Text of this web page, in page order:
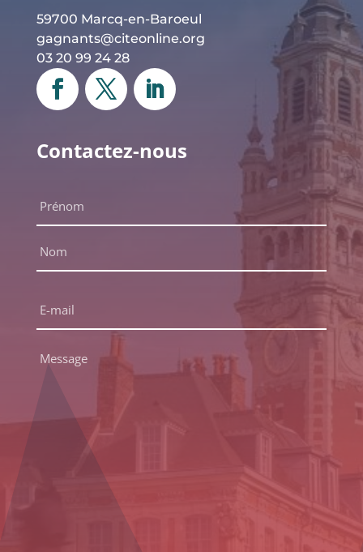
59700 Marcq-en-Baroeul
gagnants@citeonline.org
03 20 99 24 28
Contactez-nous
complet
mail*
Message